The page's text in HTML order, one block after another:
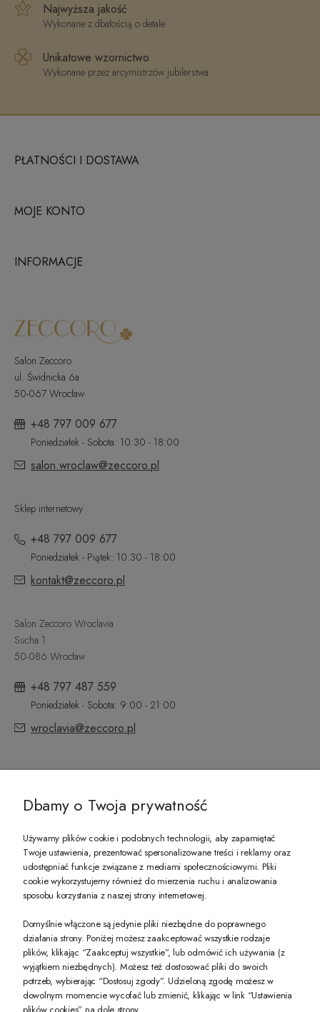
Najwyższa jakość
Wykonane z dbałością o detale
Unikatowe wzornictwo
Wykonane przez arcymistrzów jubilerstwa
PŁATNOŚCI I DOSTAWA
MOJE KONTO
INFORMACJE
Salon Zeccoro
ul. Świdnicka 6a
50-067 Wrocław
+48 797 009 677
Poniedziałek - Sobota: 10:30 - 18:00
salon.wroclaw@zeccoro.pl
Sklep internetowy
+48 797 009 677
Poniedziałek - Piątek: 10:30 - 18:00
kontakt@zeccoro.pl
Salon Zeccoro Wroclavia
Sucha 1
50-086 Wrocław
+48 797 487 559
Poniedziałek - Sobota: 9:00 - 21:00
wroclavia@zeccoro.pl
PREZENT DLA CIEBIE!
-10% na pierwsze zakupy na zeccoro.pl Gdy zapiszesz się do naszego
Twoje dane będą przetwarzane zgodnie z nasząpolityką prywatności
POKAŻ PEŁNĄ WERSJĘ STRONY
Dbamy o Twoja prywatność
Używamy plików cookie i podobnych technologii, aby zapamiętać
Twoje ustawienia, prezentować spersonalizowane treści i reklamy oraz
udostępniać funkcje związane z mediami społecznościowymi. Pliki
cookie wykorzystujemy również do mierzenia ruchu i analizowania
sposobu korzystania z naszej strony internetowej.
Domyślnie włączone są jedynie pliki niezbędne do poprawnego
działania strony. Poniżej możesz zaakceptować wszystkie rodzaje
plików, klikając “Zaakceptuj wszystkie”, lub odmówić ich używania (z
wyjątkiem niezbędnych). Możesz też dostosować pliki do swoich
potrzeb, wybierając “Dostosuj zgody”. Udzieloną zgodę możesz w
dowolnym momencie wycofać lub zmienić, klikając w link “Ustawienia